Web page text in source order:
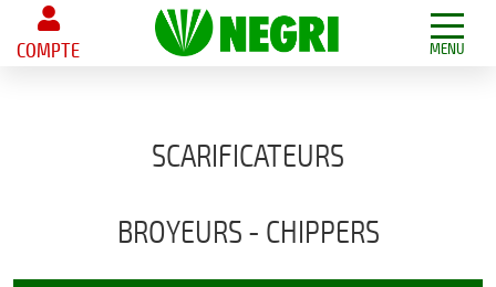
COMPTE MENU
SCARIFICATEURS
BROYEURS - CHIPPERS